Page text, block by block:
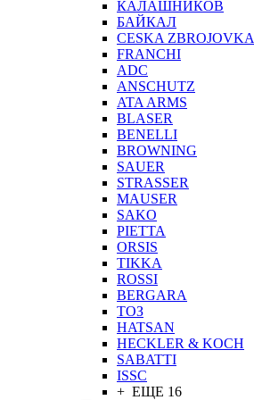
КАЛАШНИКОВ
БАЙКАЛ
CESKA ZBROJOVKA
FRANCHI
ADC
ANSCHUTZ
ATA ARMS
BLASER
BENELLI
BROWNING
SAUER
STRASSER
MAUSER
SAKO
PIETTA
ORSIS
TIKKA
ROSSI
BERGARA
ТОЗ
HATSAN
HECKLER & KOCH
SABATTI
ISSC
+ ЕЩЕ 16